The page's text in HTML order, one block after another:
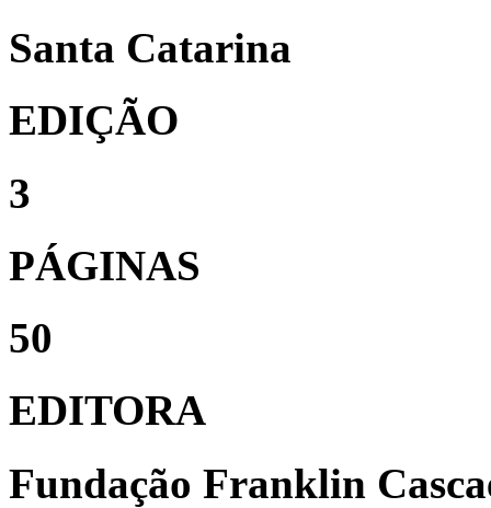
Santa Catarina
EDIÇÃO
3
PÁGINAS
50
EDITORA
Fundação Franklin